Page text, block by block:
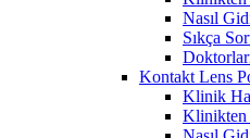
Nasıl
Sıkça
Kontakt Lens
Klinik
Klinikten